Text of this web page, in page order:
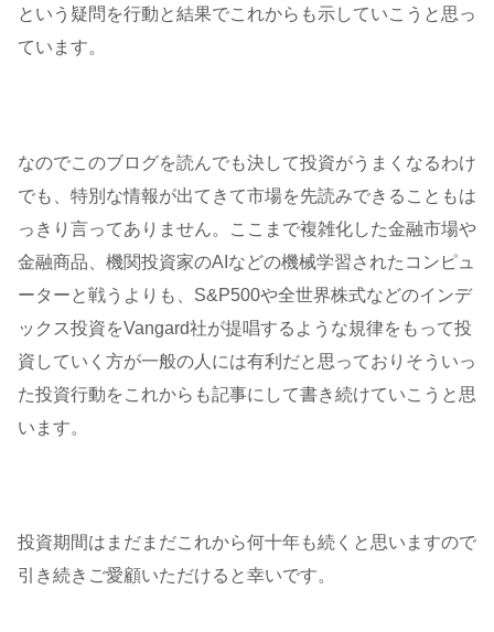
という疑問を行動と結果でこれからも示していこうと思っ
ています。
なのでこのブログを読んでも決して投資がうまくなるわけ
でも、特別な情報が出てきて市場を先読みできることもは
っきり言ってありません。ここまで複雑化した金融市場や
金融商品、機関投資家のAIなどの機械学習されたコンピュ
ーターと戦うよりも、S&P500や全世界株式などのインデ
ックス投資をVangard社が提唱するような規律をもって投
資していく方が一般の人には有利だと思っておりそういっ
た投資行動をこれからも記事にして書き続けていこうと思
います。
投資期間はまだまだこれから何十年も続くと思いますので
引き続きご愛顧いただけると幸いです。